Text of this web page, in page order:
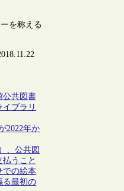
を称える
公共図書
イブラリ
2022年か
、公共図
うこと
での絵本
る最初の